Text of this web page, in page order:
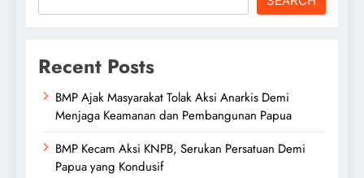
Recent Posts
BMP Ajak Masyarakat Tolak Aksi Anarkis Demi
Menjaga Keamanan dan Pembangunan Papua
BMP Kecam Aksi KNPB, Serukan Persatuan Demi
Papua yang Kondusif